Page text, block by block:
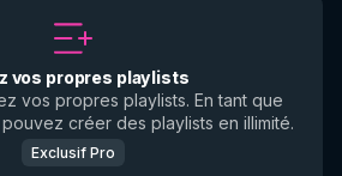
vos propres playlists
vos propres playlists. En tant que
créer des playlists en illimité.
Exclusif Pro